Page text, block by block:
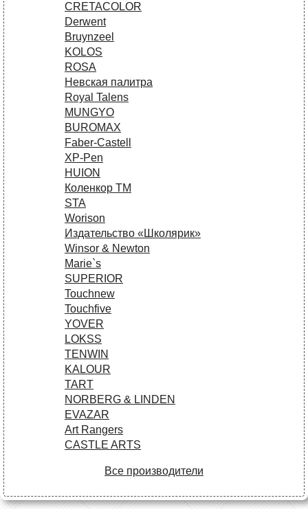
CRETACOLOR
Derwent
Bruynzeel
KOLOS
ROSA
Невская палитра
Royal Talens
MUNGYO
BUROMAX
Faber-Castell
XP-Pen
HUION
Коленкор ТМ
STA
Worison
Издательство «Школярик»
Winsor & Newton
Marie`s
SUPERIOR
Touchnew
Touchfive
YOVER
LOKSS
TENWIN
KALOUR
TART
NORBERG & LINDEN
EVAZAR
Art Rangers
CASTLE ARTS
Все производители